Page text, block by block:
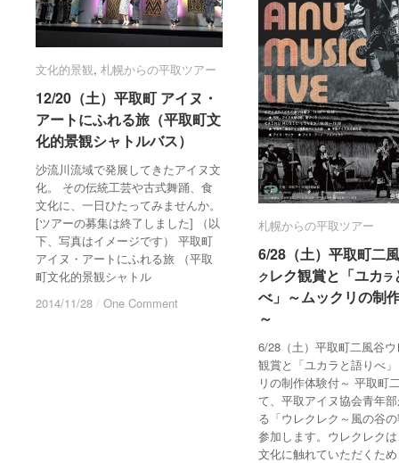
文化的景観, 札幌からの平取ツアー
12/20（土）平取町 アイヌ・
アートにふれる旅（平取町文
化的景観シャトルバス）
沙流川流域で発展してきたアイヌ文
化。 その伝統工芸や古式舞踊、食
文化に、一日ひたってみませんか。
[ツアーの募集は終了しました] （以
下、写真はイメージです） 平取町
アイヌ・アートにふれる旅 （平取
町文化的景観シャトル
2014/11/28 / One Comment
文化的景観 札幌からの平取ツアー
12/20（土）平取町 アイヌ・
アートにふれる旅（平取町文
化的景観シャトルバス）
2014/11/28 / One Comment
札幌からの平取ツアー
6/28（土）平取町二
クレク観賞と「ユカラ
べ」～ムックリの制
～
6/28（土）平取町二風谷
観賞と「ユカラと語りべ
リの制作体験付～ 平取町
て、平取アイヌ協会青年
る「ウレクレク～風の谷
参加します。ウレクレク
文化に触れていただくため
札幌からの平取ツアー
6/28（土）平取町二
クレク観賞と「ユカラ
べ」～ムックリの制
～